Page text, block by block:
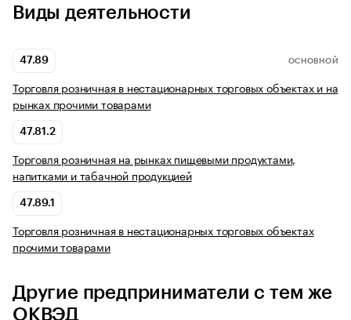
Виды деятельности
47.89 ОСНОВНОЙ
Торговля розничная в нестационарных торговых объектах и на
рынках прочими товарами
47.81.2
Торговля розничная на рынках пищевыми продуктами,
напитками и табачной продукцией
47.89.1
Торговля розничная в нестационарных торговых объектах
прочими товарами
Другие предприниматели с тем же
ОКВЭД